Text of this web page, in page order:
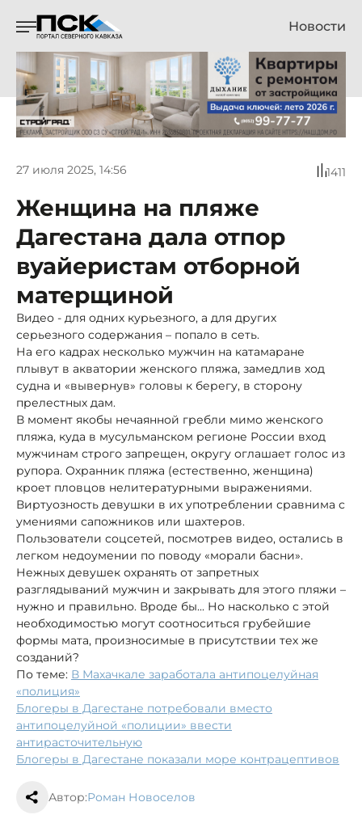
Новости
27 июля 2025, 14:56 1411
Женщина на пляже
Дагестана дала отпор
вуайеристам отборной
матерщиной
Видео - для одних курьезного, а для других
серьезного содержания – попало в сеть.
На его кадрах несколько мужчин на катамаране
плывут в акватории женского пляжа, замедлив ход
судна и «вывернув» головы к берегу, в сторону
прелестных дам.
В момент якобы нечаянной гребли мимо женского
пляжа, куда в мусульманском регионе России вход
мужчинам строго запрещен, округу оглашает голос из
рупора. Охранник пляжа (естественно, женщина)
кроет пловцов нелитературными выражениями.
Виртуозность девушки в их употреблении сравнима с
умениями сапожников или шахтеров.
Пользователи соцсетей, посмотрев видео, остались в
легком недоумении по поводу «морали басни».
Нежных девушек охранять от запретных
разглядываний мужчин и закрывать для этого пляжи –
нужно и правильно. Вроде бы... Но насколько с этой
необходимостью могут соотноситься грубейшие
формы мата, произносимые в присутствии тех же
созданий?
По теме: В Махачкале заработала антипоцелуйная
«полиция»
Блогеры в Дагестане потребовали вместо
антипоцелуйной «полиции» ввести
антирасточительную
Блогеры в Дагестане показали море контрацептивов
Автор:Роман Новоселов